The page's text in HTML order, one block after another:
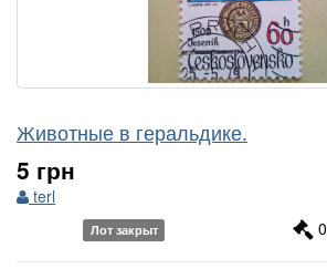
Животные в геральдике.
5 грн
terl
Лот закрыт 0